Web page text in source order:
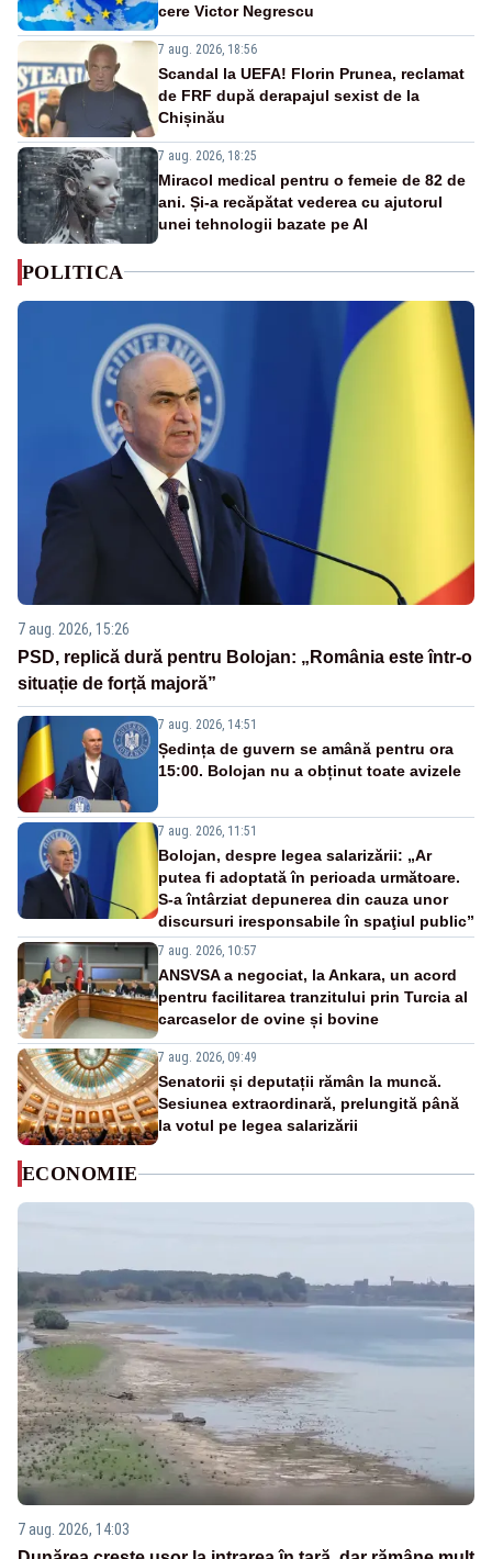
cere Victor Negrescu
7 aug. 2026, 18:56
Scandal la UEFA! Florin Prunea, reclamat
de FRF după derapajul sexist de la
Chișinău
7 aug. 2026, 18:25
Miracol medical pentru o femeie de 82 de
ani. Și-a recăpătat vederea cu ajutorul
unei tehnologii bazate pe AI
POLITICA
7 aug. 2026, 15:26
PSD, replică dură pentru Bolojan: „România este într-o
situație de forță majoră”
7 aug. 2026, 14:51
Ședința de guvern se amână pentru ora
15:00. Bolojan nu a obținut toate avizele
7 aug. 2026, 11:51
Bolojan, despre legea salarizării: „Ar
putea fi adoptată în perioada următoare.
S-a întârziat depunerea din cauza unor
discursuri iresponsabile în spaţiul public”
7 aug. 2026, 10:57
ANSVSA a negociat, la Ankara, un acord
pentru facilitarea tranzitului prin Turcia al
carcaselor de ovine și bovine
7 aug. 2026, 09:49
Senatorii și deputații rămân la muncă.
Sesiunea extraordinară, prelungită până
la votul pe legea salarizării
ECONOMIE
7 aug. 2026, 14:03